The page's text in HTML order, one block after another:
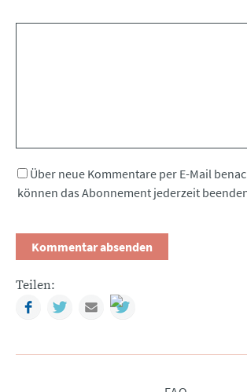
Über neue Kommentare per E-Mail
können das Abonnement jederzeit
Teilen:
FacebookTwitterMail